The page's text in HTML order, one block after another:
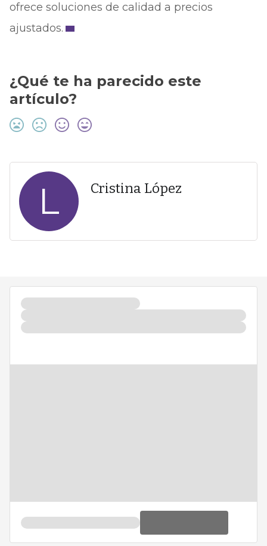
ofrece soluciones de calidad a precios
ajustados.
¿Qué te ha parecido este
artículo?
L Cristina López